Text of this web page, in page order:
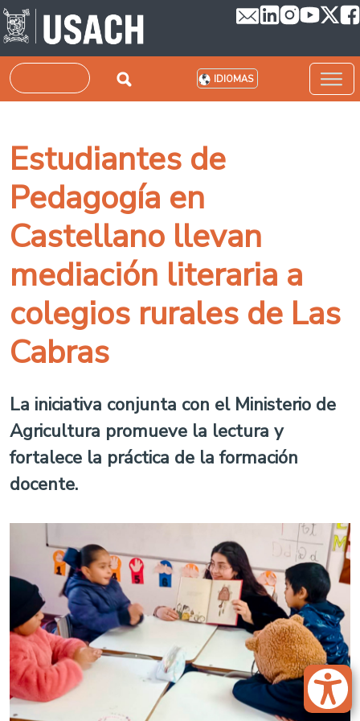
Pasar al contenido principal
Buscar IDIOMAS
Estudiantes de
Pedagogía en
Castellano llevan
mediación literaria a
colegios rurales de Las
Cabras
La iniciativa conjunta con el Ministerio de
Agricultura promueve la lectura y
fortalece la práctica de la formación
docente.